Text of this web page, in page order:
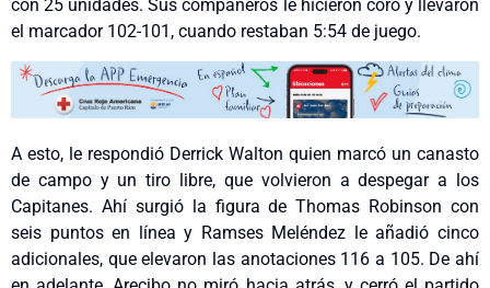
con 25 unidades. Sus compañeros le hicieron coro y llevaron
el marcador 102-101, cuando restaban 5:54 de juego.
A esto, le respondió Derrick Walton quien marcó un canasto
de campo y un tiro libre, que volvieron a despegar a los
Capitanes. Ahí surgió la figura de Thomas Robinson con
seis puntos en línea y Ramses Meléndez le añadió cinco
adicionales, que elevaron las anotaciones 116 a 105. De ahí